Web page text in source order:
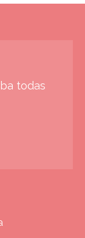
todas